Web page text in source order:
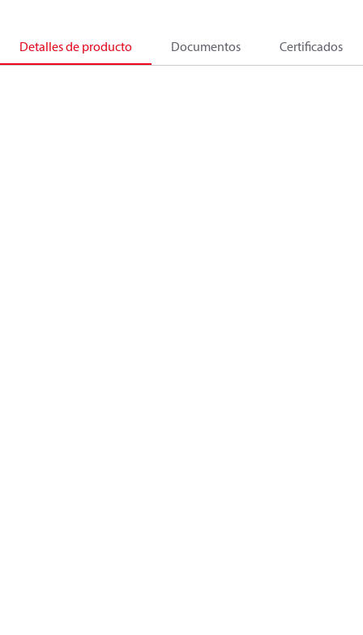
Detalles de producto Documentos Certificados